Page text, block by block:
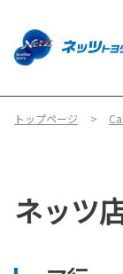
トップページ
ネッツ